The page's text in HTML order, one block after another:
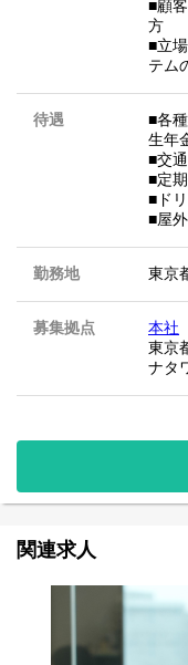
■顧
方
■立
テム
待遇
■各
生年
■交
■定
■ド
■屋
勤務地 東京
募集拠点
本社
東京
ナタ
関連求人